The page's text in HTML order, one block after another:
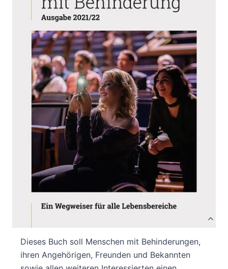
Ein Wegweiser für alle Lebensbereiche
Verlag: NWV im Verlag
Österreich GmbH|NWV im
Verlag Österreich GmbH
07.06.2021
Buch 365 Seiten
ISBN: 978-3-7083-
1364-1
Bibliografische Daten
Autor:innenbeschreibung
Dieses Buch soll Menschen mit Behinderungen,
ihren Angehörigen, Freunden und Bekannten